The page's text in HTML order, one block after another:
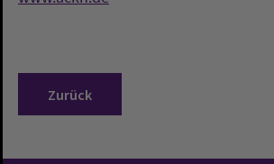
Zurück